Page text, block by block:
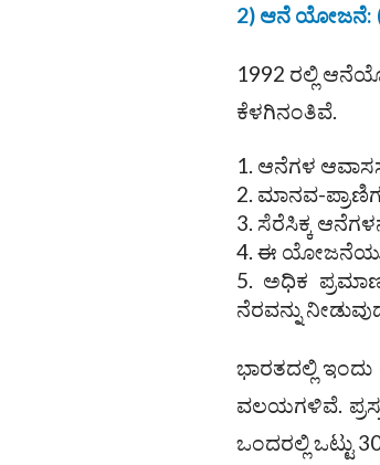
2) ಆನೆ ಯೋಜನೆ:
1992 ರಲ್ಲಿ
ಕೆಳಗಿನಂತಿವೆ.
ಆನೆಗಳ
ಮಾನವ-
ಸೆರೆಸಿಕ್ಕ
ಈ ಯೋಜನೆಯು
ಅಧಿಕ
ನೆರವನ್ನು
ಭಾರತದಲ್ಲಿ ಇಂದು
ವಲಯಗಳಿವೆ.
ಒಂದರಲ್ಲಿ ಒಟ್ಟು